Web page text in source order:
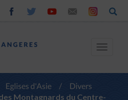
Toggle
Eglises d'Asie /
Divers
des Montagnards du Centre-